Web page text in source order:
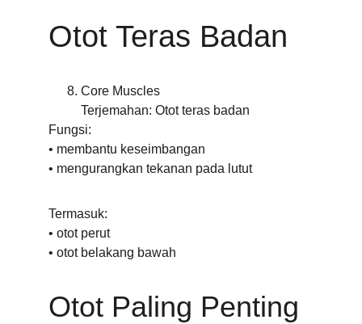
Otot Teras Badan
Core Muscles
Terjemahan: Otot teras badan
Fungsi:
• membantu keseimbangan
• mengurangkan tekanan pada lutut
Termasuk:
• otot perut
• otot belakang bawah
Otot Paling Penting